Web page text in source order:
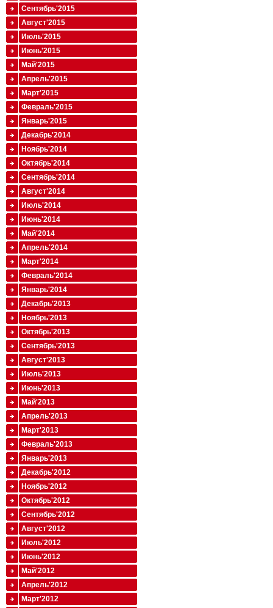
Сентябрь'2015
Август'2015
Июль'2015
Июнь'2015
Май'2015
Апрель'2015
Март'2015
Февраль'2015
Январь'2015
Декабрь'2014
Ноябрь'2014
Октябрь'2014
Сентябрь'2014
Август'2014
Июль'2014
Июнь'2014
Май'2014
Апрель'2014
Март'2014
Февраль'2014
Январь'2014
Декабрь'2013
Ноябрь'2013
Октябрь'2013
Сентябрь'2013
Август'2013
Июль'2013
Июнь'2013
Май'2013
Апрель'2013
Март'2013
Февраль'2013
Январь'2013
Декабрь'2012
Ноябрь'2012
Октябрь'2012
Сентябрь'2012
Август'2012
Июль'2012
Июнь'2012
Май'2012
Апрель'2012
Март'2012